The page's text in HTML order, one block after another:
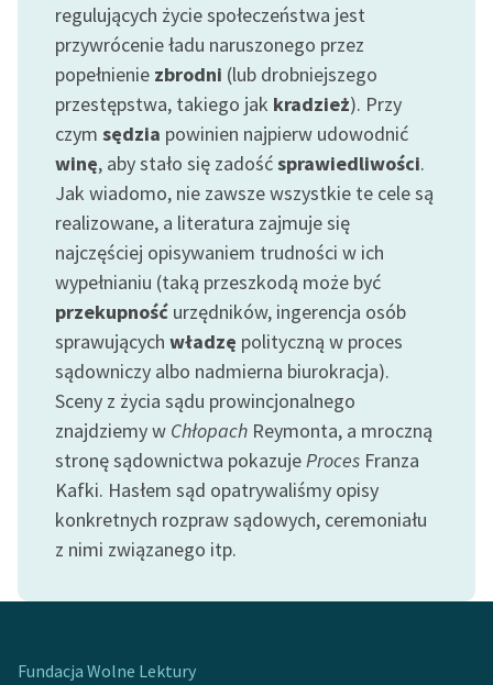
E-kolekcja lektur
szkolnych i literatury do
słuchania dla uczennic i
uczniów z
niepełnosprawnościami
Feministyczne inspiracje.
Popularyzacja
skandynawskiej literatury
feministycznej
Ręce pełne poezji
Kolekcje edukacyjne
twórców przechodzących
do domeny publicznej,
lektur szkolnych oraz
Starego Testamentu
Odkurzamy bohaterów
Szkoła Poezji Wolnych
O nas
regulujących życie społeczeństwa jest
przywrócenie ładu naruszonego przez
popełnienie zbrodni (lub drobniejszego
przestępstwa, takiego jak kradzież). Przy
czym sędzia powinien najpierw udowodnić
winę, aby stało się zadośćsprawiedliwości.
Jak wiadomo, nie zawsze wszystkie te cele są
realizowane, a literatura zajmuje się
najczęściej opisywaniem trudności w ich
wypełnianiu (taką przeszkodą może być
przekupność urzędników, ingerencja osób
sprawujących władzę polityczną w proces
sądowniczy albo nadmierna biurokracja).
Sceny z życia sądu prowincjonalnego
znajdziemy w Chłopach Reymonta, a mroczną
stronę sądownictwa pokazujeProces Franza
Kafki. Hasłem sąd opatrywaliśmy opisy
konkretnych rozpraw sądowych, ceremoniału
z nimi związanego itp.
Fundacja Wolne Lektury